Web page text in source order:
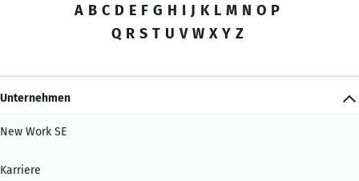
A B C D E F G H I J K L M N O P
Q R S T U V W X Y Z
Unternehmen
New Work SE
Karriere